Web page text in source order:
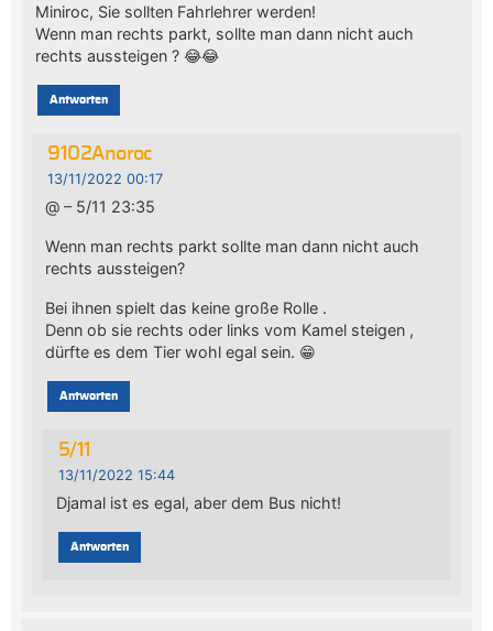
Miniroc, Sie sollten Fahrlehrer werden!
Wenn man rechts parkt, sollte man dann nicht auch
rechts aussteigen ? 😂😂
Antworten
9102Anoroc
13/11/2022 00:17
@ – 5/11 23:35
Wenn man rechts parkt sollte man dann nicht auch
rechts aussteigen?
Bei ihnen spielt das keine große Rolle .
Denn ob sie rechts oder links vom Kamel steigen ,
dürfte es dem Tier wohl egal sein. 😁
Antworten
5/11
13/11/2022 15:44
Djamal ist es egal, aber dem Bus nicht!
Antworten